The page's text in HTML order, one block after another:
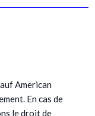
American
En cas de
le droit de